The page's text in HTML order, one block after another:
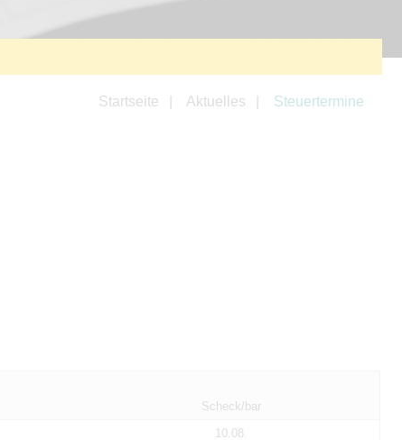
Startseite Aktuelles Steuertermine
Scheck/bar
10.08.